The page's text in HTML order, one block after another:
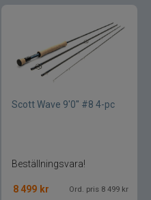
Scott Wave 9'0'' #8 4-pc
Beställningsvara!
8 499 kr Ord. pris 8 499 kr